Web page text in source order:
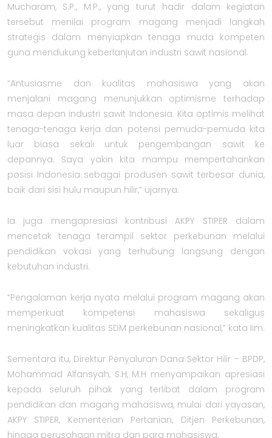
Mucharam, S.P., M.P., yang turut hadir dalam kegiatan
tersebut menilai program magang menjadi langkah
strategis dalam menyiapkan tenaga muda kompeten
guna mendukung keberlanjutan industri sawit nasional.
“Antusiasme dan kualitas mahasiswa yang akan
menjalani magang menunjukkan optimisme terhadap
masa depan industri sawit Indonesia. Kita optimis melihat
tenaga-tenaga kerja dan potensi pemuda-pemuda kita
luar biasa sekali untuk pengembangan sawit ke
depannya. Saya yakin kita mampu mempertahankan
posisi Indonesia sebagai produsen sawit terbesar dunia,
baik dari sisi hulu maupun hilir,” ujarnya.
Ia juga mengapresiasi kontribusi AKPY STIPER dalam
mencetak tenaga terampil sektor perkebunan melalui
pendidikan vokasi yang terhubung langsung dengan
kebutuhan industri.
“Pengalaman kerja nyata melalui program magang akan
memperkuat kompetensi mahasiswa sekaligus
meningkatkan kualitas SDM perkebunan nasional,” kata Iim.
Sementara itu, Direktur Penyaluran Dana Sektor Hilir – BPDP,
Mohammad Alfansyah, S.H, M.H menyampaikan apresiasi
kepada seluruh pihak yang terlibat dalam program
pendidikan dan magang mahasiswa, mulai dari yayasan,
AKPY STIPER, Kementerian Pertanian, Ditjen Perkebunan,
hingga perusahaan mitra dan para mahasiswa.